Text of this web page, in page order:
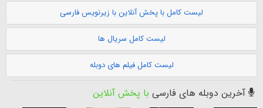
لیست کامل با پخش آنلاین با زیرنویس فارسی
لیست کامل سریال ها
لیست کامل فیلم های دوبله
آخرین دوبله های فارسی با پخش آنلاین